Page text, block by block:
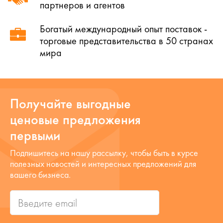
партнеров и агентов
Богатый международный опыт поставок -
торговые представительства в 50 странах
мира
Получайте выгодные
ценовые предложения
первыми
Подпишитесь на нашу рассылку, чтобы быть в курсе
полезных новостей и интересных предложений для
вашего бизнеса.